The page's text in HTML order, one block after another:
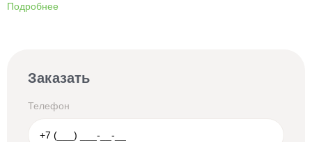
Подробнее
Заказать
Телефон